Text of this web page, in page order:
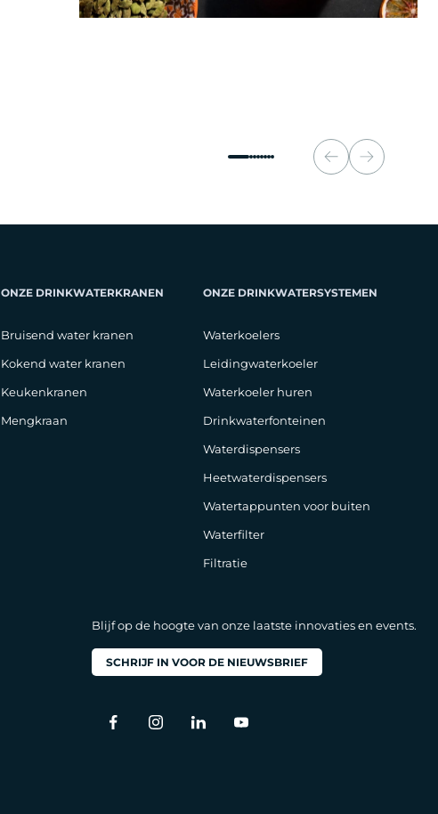
ONZE DRINKWATERKRANEN
Bruisend water kranen
Kokend water kranen
Keukenkranen
Mengkraan
ONZE DRINKWATERSYSTEMEN
Waterkoelers
Leidingwaterkoeler
Waterkoeler huren
Drinkwaterfonteinen
Waterdispensers
Heetwaterdispensers
Watertappunten voor buiten
Waterfilter
Filtratie
Blijf op de hoogte van onze laatste innovaties en events.
SCHRIJF IN VOOR DE NIEUWSBRIEF